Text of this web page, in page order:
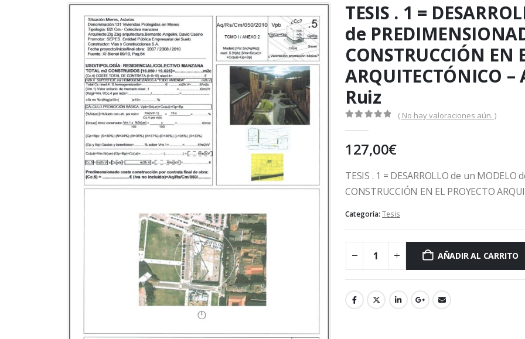
TESIS . 1 =
de
CONSTRUCCIÓN EN
ARQUITECTÓNICO
Ruiz
( No hay valoraciones aún. )
127,00€
TESIS . 1 = DESARROLLO de un MODELO
CONSTRUCCIÓN EN EL PROYECTO
Categoría: Tesis
AÑADIR AL CARRITO